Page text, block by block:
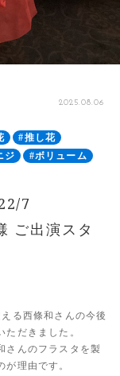
2025.08.06
#推し花
ジ
#ボリューム
7
ご出演スタ
る西條和さんの今後
だきました。
さんのフラスタを製
理由です。